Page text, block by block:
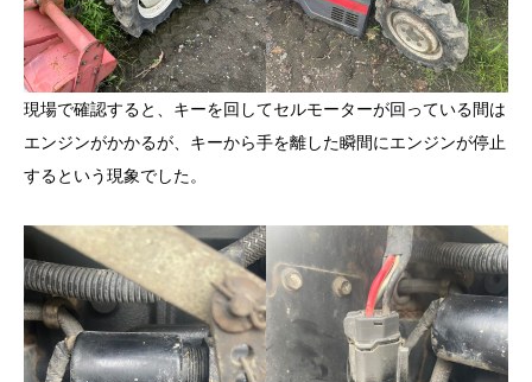
現場で確認すると、キーを回してセルモーターが回っている間は
エンジンがかかるが、キーから手を離した瞬間にエンジンが停止
するという現象でした。